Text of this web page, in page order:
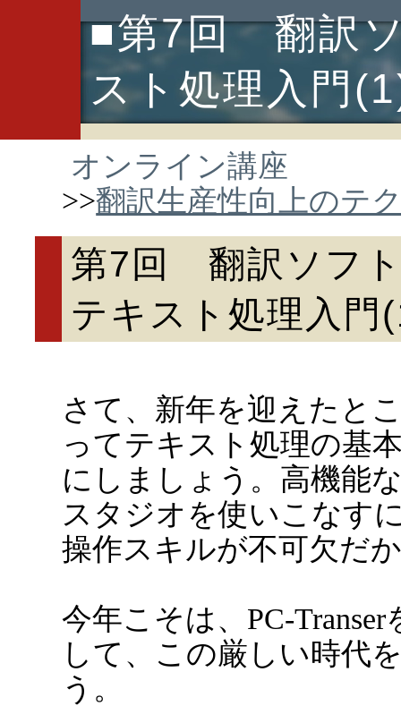
■第7回 翻訳
スト処理入門
オンライン講座
>>翻訳生産性向上のテ
第7回 翻訳ソフ
テキスト処理入門
さて、新年を迎えたと
ってテキスト処理の基
にしましょう。高機能
スタジオを使いこなす
操作スキルが不可欠だ
今年こそは、PC-
して、この厳しい時代
う。